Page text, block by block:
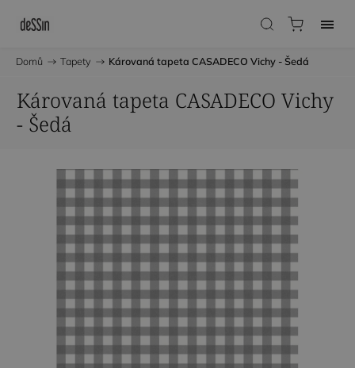
Domů / Tapety / Károvaná tapeta CASADECO Vichy - Šedá
Károvaná tapeta CASADECO Vichy
- Šedá